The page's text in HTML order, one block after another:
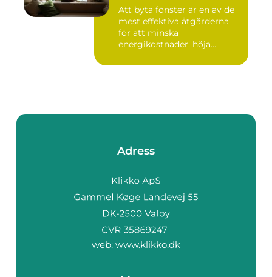
Att byta fönster är en av de
mest effektiva åtgärderna
för att minska
energikostnader, höja
Adress
web: www.klikko.dk